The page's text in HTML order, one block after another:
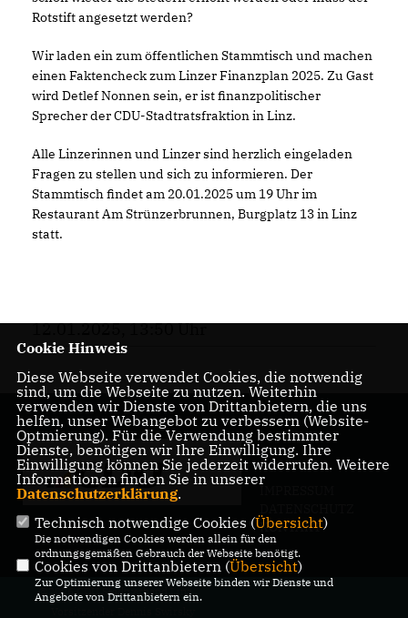
Rotstift angesetzt werden?
Wir laden ein zum öffentlichen Stammtisch und machen
einen Faktencheck zum Linzer Finanzplan 2025. Zu Gast
wird Detlef Nonnen sein, er ist finanzpolitischer
Sprecher der CDU-Stadtratsfraktion in Linz.
Alle Linzerinnen und Linzer sind herzlich eingeladen
Fragen zu stellen und sich zu informieren. Der
Stammtisch findet am 20.01.2025 um 19 Uhr im
Restaurant Am Strünzerbrunnen, Burgplatz 13 in Linz
statt.
12.01.2025, 13:50 Uhr
KONTAKT
@2026 CDU Stadtverband Linz,
Cookie Hinweis
Diese Webseite verwendet Cookies, die notwendig
sind, um die Webseite zu nutzen. Weiterhin
verwenden wir Dienste von Drittanbietern, die uns
helfen, unser Webangebot zu verbessern (Website-
Optmierung). Für die Verwendung bestimmter
Dienste, benötigen wir Ihre Einwilligung. Ihre
Einwilligung können Sie jederzeit widerrufen. Weitere
Informationen finden Sie in unserer
Datenschutzerklärung.
Technisch notwendige Cookies (Übersicht)
Die notwendigen Cookies werden allein für den
ordnungsgemäßen Gebrauch der Webseite benötigt.
Cookies von Drittanbietern (Übersicht)
Zur Optimierung unserer Webseite binden wir Dienste und
Angebote von Drittanbietern ein.